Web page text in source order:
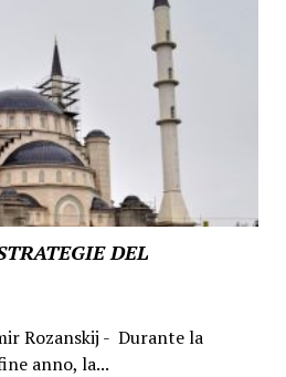
DEL
Rozanskij - Durante la
anno, la...